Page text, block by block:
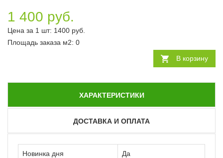
1 400 руб.
Цена за 1 шт: 1400 руб.
Площадь заказа м2: 0
В корзину
ХАРАКТЕРИСТИКИ
ДОСТАВКА И ОПЛАТА
Новинка дня Да